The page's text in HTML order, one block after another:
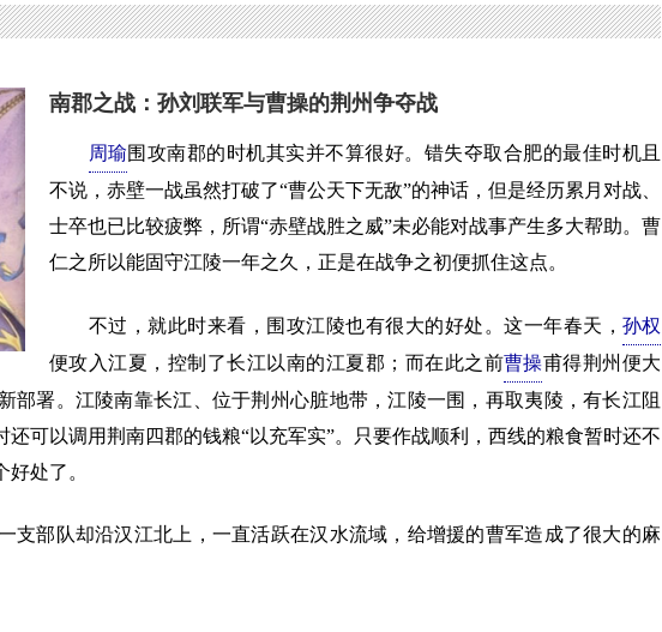
南郡之战：孙刘联军与曹操的荆州争夺战
周瑜围攻南郡的时机其实并不算很好。错失夺取合肥的最佳时机且
不说，赤壁一战虽然打破了“曹公天下无敌”的神话，但是经历累月对战、
士卒也已比较疲弊，所谓“赤壁战胜之威”未必能对战事产生多大帮助。曹
仁之所以能固守江陵一年之久，正是在战争之初便抓住这点。
不过，就此时来看，围攻江陵也有很大的好处。这一年春天， 孙权
便攻入江夏，控制了长江以南的江夏郡；而在此之前曹操甫得荆州便大
部署。江陵南靠长江、位于荆州心脏地带，江陵一围，再取夷陵，有长江阻
可以调用荆南四郡的钱粮“以充军实”。只要作战顺利，西线的粮食暂时还不
处了。
部队却沿汉江北上，一直活跃在汉水流域，给增援的曹军造成了很大的麻